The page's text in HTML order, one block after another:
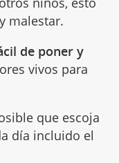
malestar.
de poner y
vivos para
que escoja
día incluido el